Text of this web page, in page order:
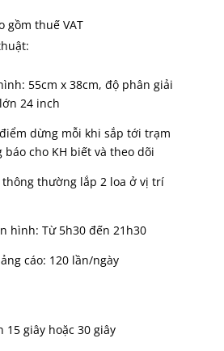
gồm thuế VAT
55cm x 38cm, độ phân giải
24 inch
dừng mỗi khi sắp tới trạm
cho KH biết và theo dõi
thông thường lắp 2 loa ở vị trí
hình: Từ 5h30 đến 21h30
cáo: 120 lần/ngày
giây hoặc 30 giây